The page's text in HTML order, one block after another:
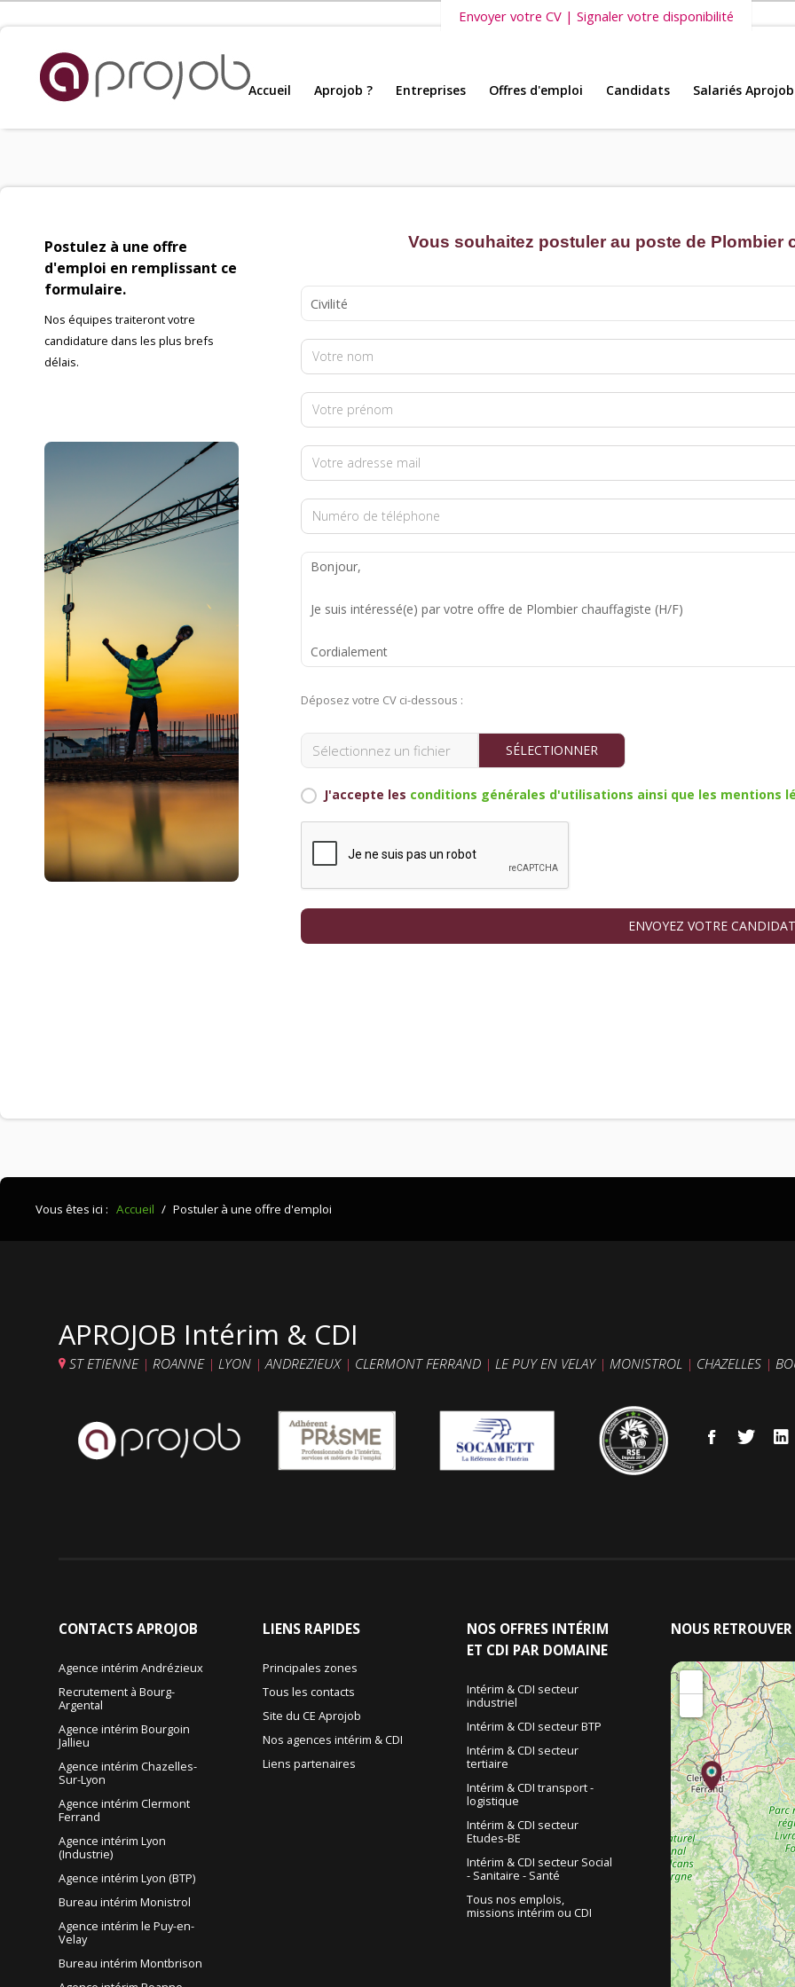
Accueil
Aprojob ?
Offres d'emploi
Candidats
Contacts et agences
Envoyer votre CV | Signaler votre disponibilité
Accueil Aprojob ? Entreprises Offres d'emploi Candidats Salariés Aprojob
Vous souhaitez postuler au poste de Plombier
Déposez votre CV ci-dessous :
SÉLECTIONNER
J'accepte les conditions générales d'utilisations ainsi que les mentions
ENVOYEZ VOTRE
Postulez à une offre
d'emploi en remplissant ce
formulaire.
Nos équipes traiteront votre
candidature dans les plus brefs
délais.
Vous êtes ici : Accueil / Postuler à une offre d'emploi
APROJOB Intérim & CDI
ST ETIENNE| ROANNE | LYON |ANDREZIEUX | CLERMONT FERRAND | LE PUY EN VELAY| MONISTROL | CHAZELLES |
CONTACTSAPROJOB
Agence intérim Andrézieux
Recrutement à Bourg-
Argental
Agence intérim Bourgoin
Jallieu
Agence intérim Chazelles-
Sur-Lyon
Agence intérim Clermont
Ferrand
Agence intérim Lyon
(Industrie)
Agence intérim Lyon (BTP)
Bureau intérim Monistrol
Agence intérim le Puy-en-
Velay
Bureau intérim Montbrison
LIENS RAPIDES
Principales zones
Tous les contacts
Site du CE Aprojob
Nos agences intérim & CDI
Liens partenaires
NOS OFFRES INTÉRIM
ET CDI PAR DOMAINE
Intérim & CDI secteur
industriel
Intérim & CDI secteur BTP
Intérim & CDI secteur
tertiaire
Intérim & CDI transport -
logistique
Intérim & CDI secteur
Etudes-BE
Intérim & CDI secteur Social
- Sanitaire - Santé
Tous nos emplois,
missions intérim ou CDI
NOUS RETROUVER